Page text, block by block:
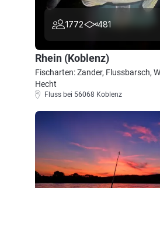
1772 481
Rhein (Koblenz)
Fischarten: Zander, Flussbarsch,
Hecht
Fluss bei 56068 Koblenz